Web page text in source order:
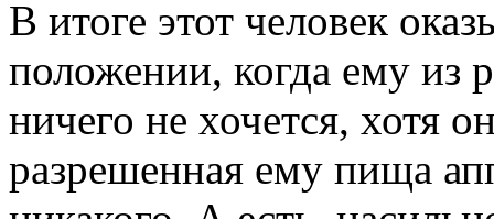
В итоге этот человек
положении, когда ему из
ничего не хочется, хотя
разрешенная ему пища